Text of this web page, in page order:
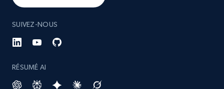
SUIVEZ-NOUS
RÉSUMÉ AI